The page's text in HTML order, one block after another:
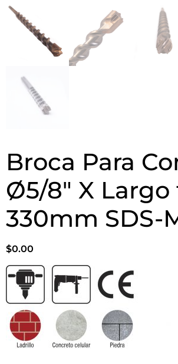
Broca Para
Ø5/8″ X
330mm SDS-
$0.00